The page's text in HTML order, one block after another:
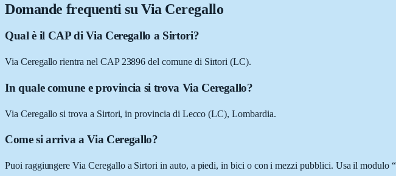
Domande frequenti su Via Ceregallo
Qual è il CAP di Via Ceregallo a Sirtori?
Via Ceregallo rientra nel CAP 23896 del comune di Sirtori (LC).
In quale comune e provincia si trova Via Ceregallo?
Via Ceregallo si trova a Sirtori, in provincia di Lecco (LC), Lombardia.
Come si arriva a Via Ceregallo?
Puoi raggiungere Via Ceregallo a Sirtori in auto, a piedi, in bici o con i mezzi pubblici. Usa il modulo